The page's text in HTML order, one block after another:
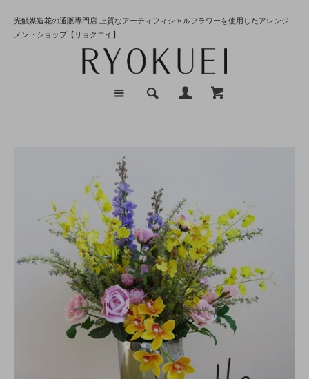
光触媒造花の通販専門店 上質なアーティフィシャルフラワーを使用したアレンジ
メントショップ【リョクエイ】